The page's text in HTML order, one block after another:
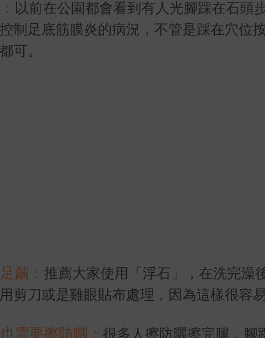
以前在公園都會看到有人光腳踩在石頭
制足底筋膜炎的病況，不管是踩在穴位
可。
繭： 推薦大家使用「浮石」，在洗完澡
剪刀或是雞眼貼布處理，因為這樣很容易
需要擦防曬： 很多人擦防曬擦完腿，腳